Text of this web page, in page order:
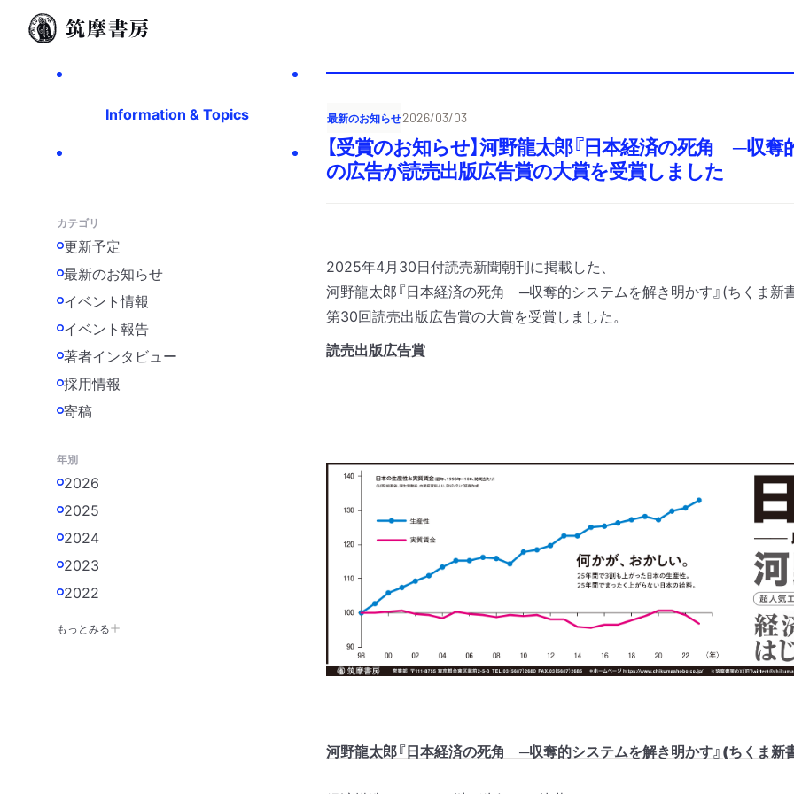
Information & Topics
カテゴリ
更新予定
最新のお知らせ
イベント情報
イベント報告
著者インタビュー
採用情報
寄稿
年別
2026
2025
2024
2023
2022
もっとみる
最新のお知らせ2026/03/03
【受賞のお知らせ】河野龍太郎『日本経済の死角 ─収
の広告が読売出版広告賞の大賞を受賞しました
2025年4月30日付読売新聞朝刊に掲載した、
河野龍太郎『日本経済の死角 ─収奪的システムを解き明かす』(ちくま新
第30回読売出版広告賞の大賞を受賞しました。
読売出版広告賞
河野龍太郎『日本経済の死角 ─収奪的システムを解き明かす』(ちくま新